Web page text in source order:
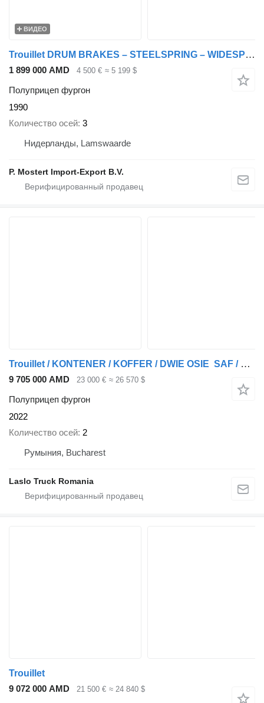
ВИДЕО
Trouillet DRUM BRAKES – STEELSPRING – WIDESPREAD – CAN ALSO BE SOLD AS FLA
1 899 000 AMD 4 500 € ≈ 5 199 $
Полуприцеп фургон
1990
Количество осей 3
Нидерланды, Lamswaarde
P. Mostert Import-Export B.V.
Trouillet / KONTENER / KOFFER / DWIE OSIE SAF / BARDZO MOCNA PODŁOGA: SZY
9 705 000 AMD 23 000 € ≈ 26 570 $
Полуприцеп фургон
2022
Количество осей 2
Румыния, Bucharest
Laslo Truck Romania
Trouillet
9 072 000 AMD
21 500 € ≈ 24 840 $